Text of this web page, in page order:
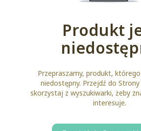
Produkt
Przepraszamy, produkt,
niedostępny. Przejdź do Strony
skorzystaj z wyszukiwarki, żeby
interesuje.